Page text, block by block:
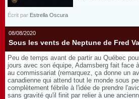
Écrit par Estrella Oscura
08/08/2020
Sous les vents de Neptune de Fred
Peu de temps avant de partir au Québec
jours avec son équipe, Adamsberg fait face
au commissariat (remarquez, ça donne un
canadienne qui attend tout le monde sous
complètement fébrile à l'idée de prendre
sans gravité qu'il finit par relier à une